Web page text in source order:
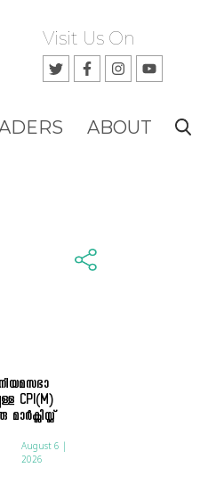
Visit Us On
ABOUT
CPI(M)
August 6 |
2026